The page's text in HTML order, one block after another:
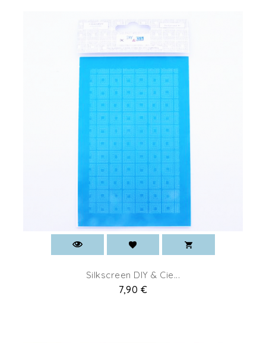
Silkscreen DIY & Cie...
Prix
7,90 €